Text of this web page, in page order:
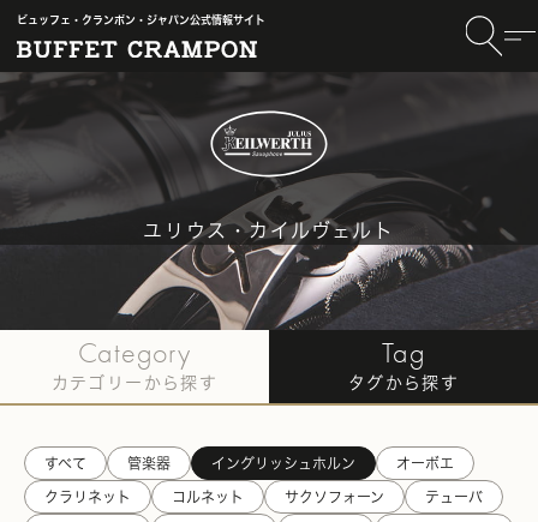
ビュッフェ・クランポン・ジャパン公式情報サイト
ユリウス・カイルヴェルト
〈Julius Keilwerth〉 #イングリッシュホルン記事一覧
Category
カテゴリーから探す
Tag
タグから探す
すべて 管楽器 イングリッシュホルン オーボエ
クラリネット コルネット サクソフォーン テューバ